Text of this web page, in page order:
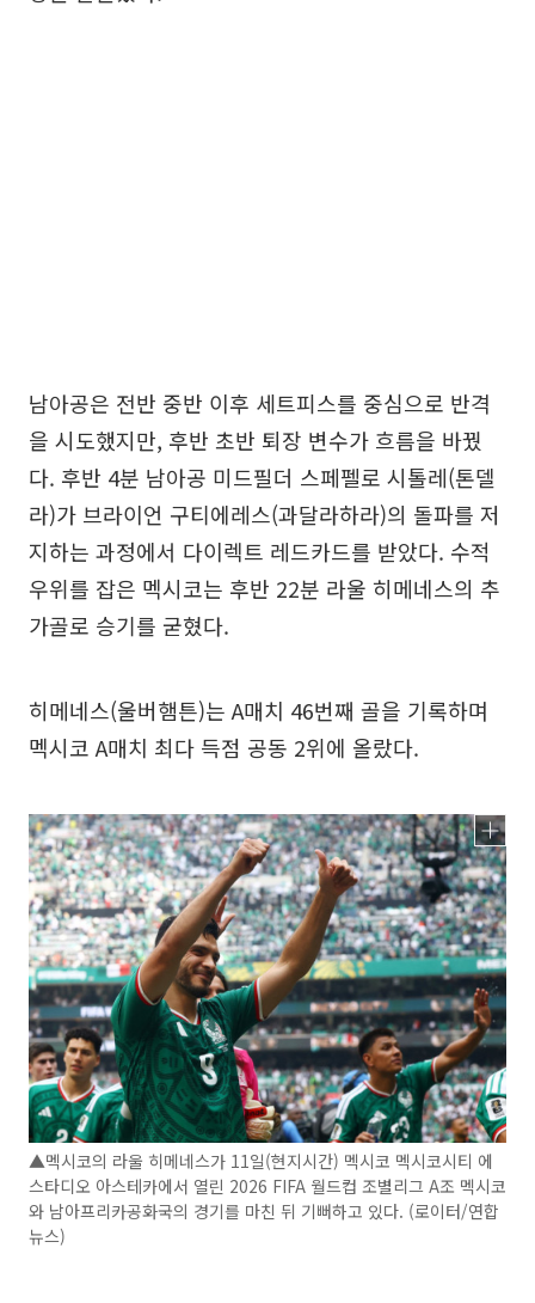
남아공은 전반 중반 이후 세트피스를 중심으로 반격
을 시도했지만, 후반 초반 퇴장 변수가 흐름을 바꿨
다. 후반 4분 남아공 미드필더 스페펠로 시톨레(톤델
라)가 브라이언 구티에레스(과달라하라)의 돌파를 저
지하는 과정에서 다이렉트 레드카드를 받았다. 수적
우위를 잡은 멕시코는 후반 22분 라울 히메네스의 추
가골로 승기를 굳혔다.
히메네스(울버햄튼)는 A매치 46번째 골을 기록하며
멕시코 A매치 최다 득점 공동 2위에 올랐다.
▲멕시코의 라울 히메네스가 11일(현지시간) 멕시코 멕시코시티 에
스타디오 아스테카에서 열린 2026 FIFA 월드컵 조별리그 A조 멕시코
와 남아프리카공화국의 경기를 마친 뒤 기뻐하고 있다. (로이터/연합
뉴스)